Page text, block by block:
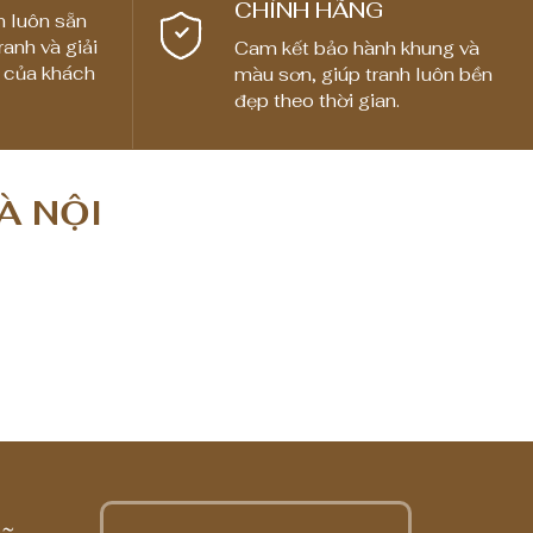
luôn sẵn
và giải
khách
CHÍNH HÃNG
Cam kết bảo hành khung và
màu sơn, giúp tranh luôn bền
đẹp theo thời gian.
NỘI